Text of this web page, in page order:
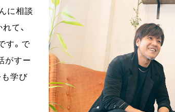
に相談
て、
す。で
がすー
も学び